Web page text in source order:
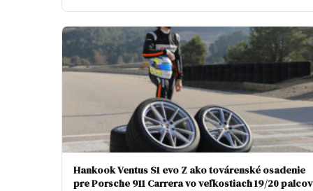
Hankook Ventus S1 evo Z ako továrenské osadenie
pre Porsche 911 Carrera vo veľkostiach 19/20 palcov